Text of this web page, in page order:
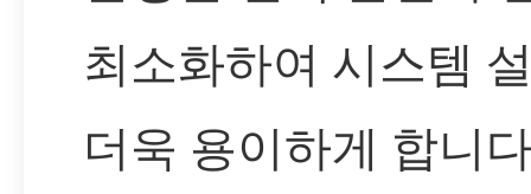
최소화하여 시스템
더욱 용이하게 합니